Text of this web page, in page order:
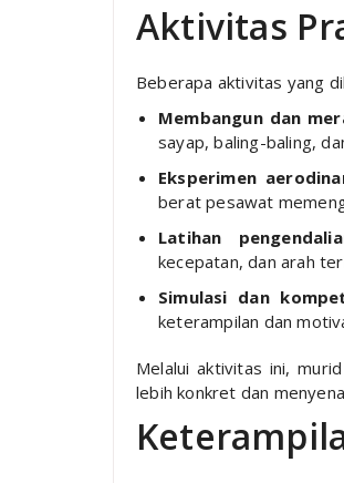
Aktivitas
Beberapa aktivitas yang
Membangun dan
sayap, baling-baling,
Eksperimen
berat pesawat
Latihan
kecepatan, dan arah
Simulasi dan
keterampilan dan
Melalui aktivitas ini,
lebih konkret dan